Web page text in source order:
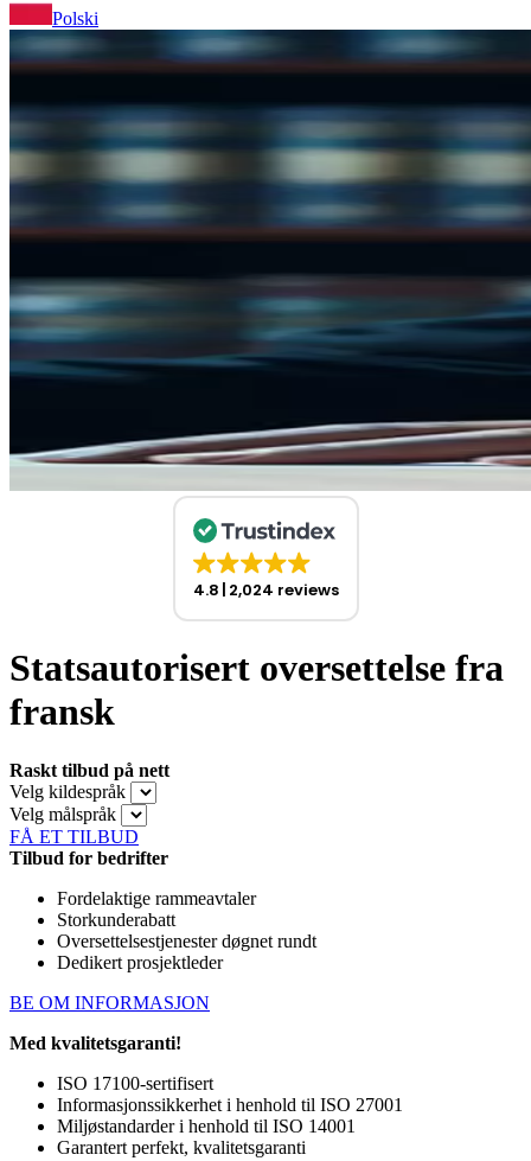
Polski
4.8 2,024 reviews
Statsautorisert oversettelse fra
fransk
Raskt tilbud på nett
Velg kildespråk
Velg målspråk
FÅ ET TILBUD
Tilbud for bedrifter
Fordelaktige rammeavtaler
Storkunderabatt
Oversettelsestjenester døgnet rundt
Dedikert prosjektleder
BE OM INFORMASJON
Med kvalitetsgaranti!
ISO 17100-sertifisert
Informasjonssikkerhet i henhold til ISO 27001
Miljøstandarder i henhold til ISO 14001
Garantert perfekt, kvalitetsgaranti